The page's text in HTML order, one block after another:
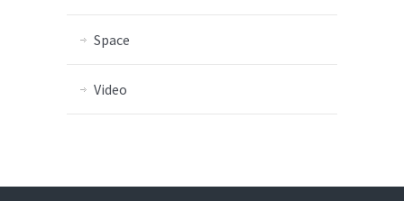
Space
Video